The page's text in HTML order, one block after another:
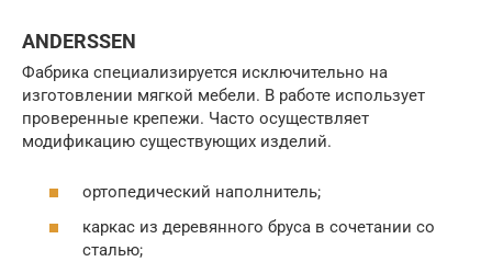
ANDERSSEN
Фабрика специализируется исключительно на
изготовлении мягкой мебели. В работе использует
проверенные крепежи. Часто осуществляет
модификацию существующих изделий.
ортопедический наполнитель;
каркас из деревянного бруса в сочетании со
сталью;